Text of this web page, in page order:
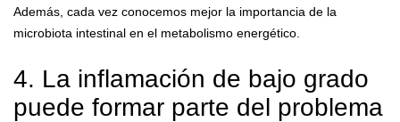
Además, cada vez conocemos mejor la importancia de la
microbiota intestinal en el metabolismo energético.
4. La inflamación de bajo grado
puede formar parte del problema